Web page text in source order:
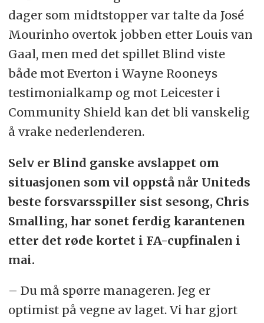
dager som midtstopper var talte da José
Mourinho overtok jobben etter Louis van
Gaal, men med det spillet Blind viste
både mot Everton i Wayne Rooneys
testimonialkamp og mot Leicester i
Community Shield kan det bli vanskelig
å vrake nederlenderen.
Selv er Blind ganske avslappet om
situasjonen som vil oppstå når Uniteds
beste forsvarsspiller sist sesong, Chris
Smalling, har sonet ferdig karantenen
etter det røde kortet i FA-cupfinalen i
mai.
– Du må spørre manageren. Jeg er
optimist på vegne av laget. Vi har gjort